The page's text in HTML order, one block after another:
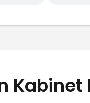
Kabinet